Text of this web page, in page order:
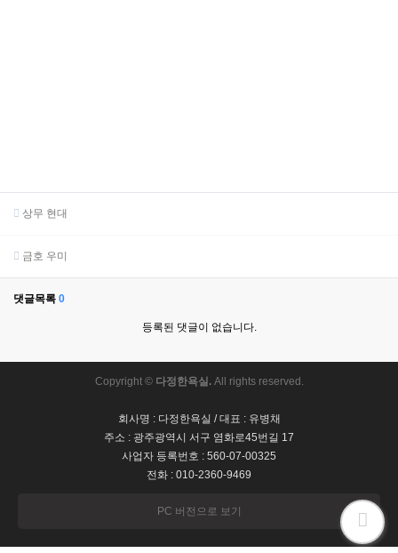
상무 현대
금호 우미
댓글목록 0
등록된 댓글이 없습니다.
Copyright © 다정한욕실.All rights reserved.
회사명 : 다정한욕실 / 대표 : 유병채
주소 : 광주광역시 서구 염화로45번길 17
사업자 등록번호 : 560-07-00325
전화 : 010-2360-9469
PC 버전으로 보기